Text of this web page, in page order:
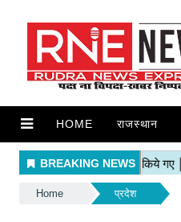
HOME राजस्थान
Home प्रदेश